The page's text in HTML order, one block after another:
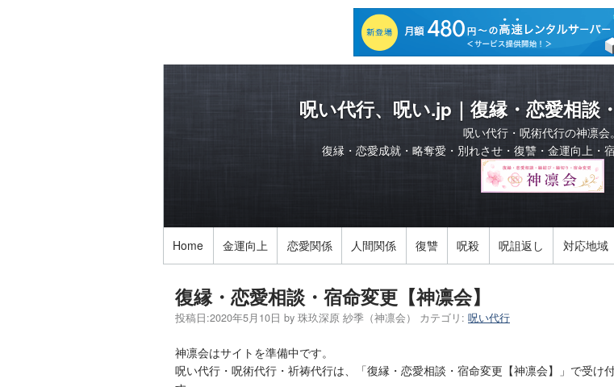
呪い代行、呪い.jp｜復縁・恋愛相談
呪い代行・呪術代行の神凛会。
復縁・恋愛成就・略奪愛・別れさせ・復讐・金運向上
Home 金運向上 恋愛関係 人間関係 復讐 呪殺 呪詛返し 対応地域
復縁・恋愛相談・宿命変更【神凛会】
投稿日:2020年5月10日 by 珠玖深原 紗季（神凛会） カテゴリ: 呪い代行
神凛会はサイトを準備中です。
呪い代行・呪術代行・祈祷代行は、「復縁・恋愛相談・宿命変更【神凛会】」で受け